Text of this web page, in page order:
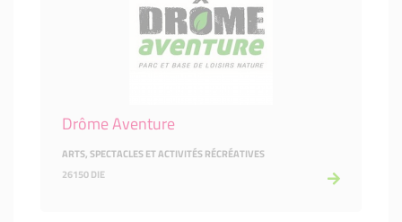
Drôme Aventure
ARTS, SPECTACLES ET ACTIVITÉS RÉCRÉATIVES
26150 DIE